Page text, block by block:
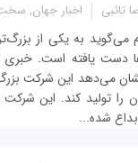
تائبی اخبار جهان,
می‌گوید به یکی از
دست یافته است. خبری
را تولید کند. این
شده...